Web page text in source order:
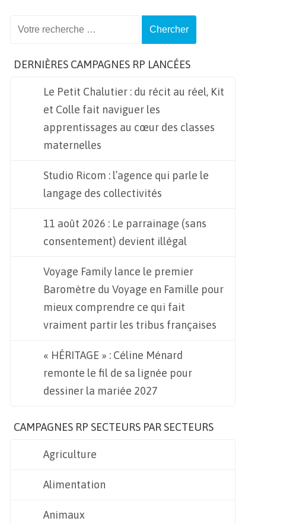
DERNIÈRES CAMPAGNES RP LANCÉES
Le Petit Chalutier : du récit au réel, Kit
et Colle fait naviguer les
apprentissages au cœur des classes
maternelles
Studio Ricom : l’agence qui parle le
langage des collectivités
11 août 2026 : Le parrainage (sans
consentement) devient illégal
Voyage Family lance le premier
Baromètre du Voyage en Famille pour
mieux comprendre ce qui fait
vraiment partir les tribus françaises
« HÉRITAGE » : Céline Ménard
remonte le fil de sa lignée pour
dessiner la mariée 2027
CAMPAGNES RP SECTEURS PAR SECTEURS
Agriculture
Alimentation
Animaux